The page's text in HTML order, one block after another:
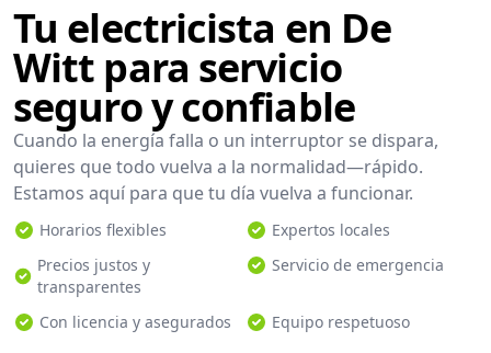
Tu electricista en De
Witt para servicio
seguro y confiable
Cuando la energía falla o un interruptor se dispara,
quieres que todo vuelva a la normalidad—rápido.
Estamos aquí para que tu día vuelva a funcionar.
Horarios flexibles
Expertos locales
Precios justos y
transparentes
Servicio de emergencia
Con licencia y asegurados Equipo respetuoso